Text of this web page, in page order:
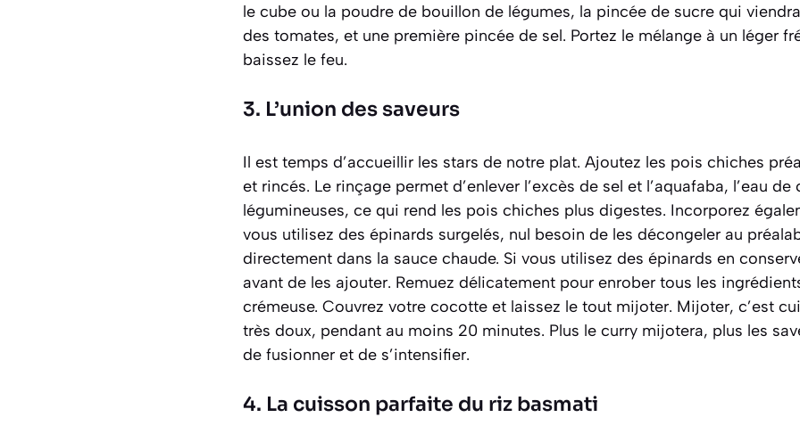
le cube ou la poudre de bouillon de légumes, la pincée de sucre qui
des tomates, et une première pincée de sel. Portez le mélange à un léger
baissez le feu.
3. L’union des saveurs
Il est temps d’accueillir les stars de notre plat. Ajoutez les pois chiches
et rincés. Le rinçage permet d’enlever l’excès de sel et l’aquafaba, l’eau de
légumineuses, ce qui rend les pois chiches plus digestes. Incorporez
vous utilisez des épinards surgelés, nul besoin de les décongeler au
directement dans la sauce chaude. Si vous utilisez des épinards en
avant de les ajouter. Remuez délicatement pour enrober tous les
crémeuse. Couvrez votre cocotte et laissez le tout mijoter. Mijoter, c’est
très doux, pendant au moins 20 minutes. Plus le curry mijotera, plus les
de fusionner et de s’intensifier.
4. La cuisson parfaite du riz basmati